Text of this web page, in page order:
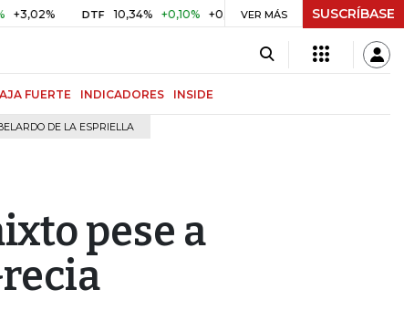
DTF 10,34% +0,10% +0,98% UVR $ 416,96 +$ 0,05
VER MÁS SUSCRÍBASE
FUERTE INDICADORES INSIDE
DE LA ESPRIELLA
pese a